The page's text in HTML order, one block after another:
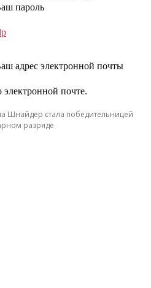
пароль
адрес электронной почты
почте.
Шнайдер стала победительницей
разряде